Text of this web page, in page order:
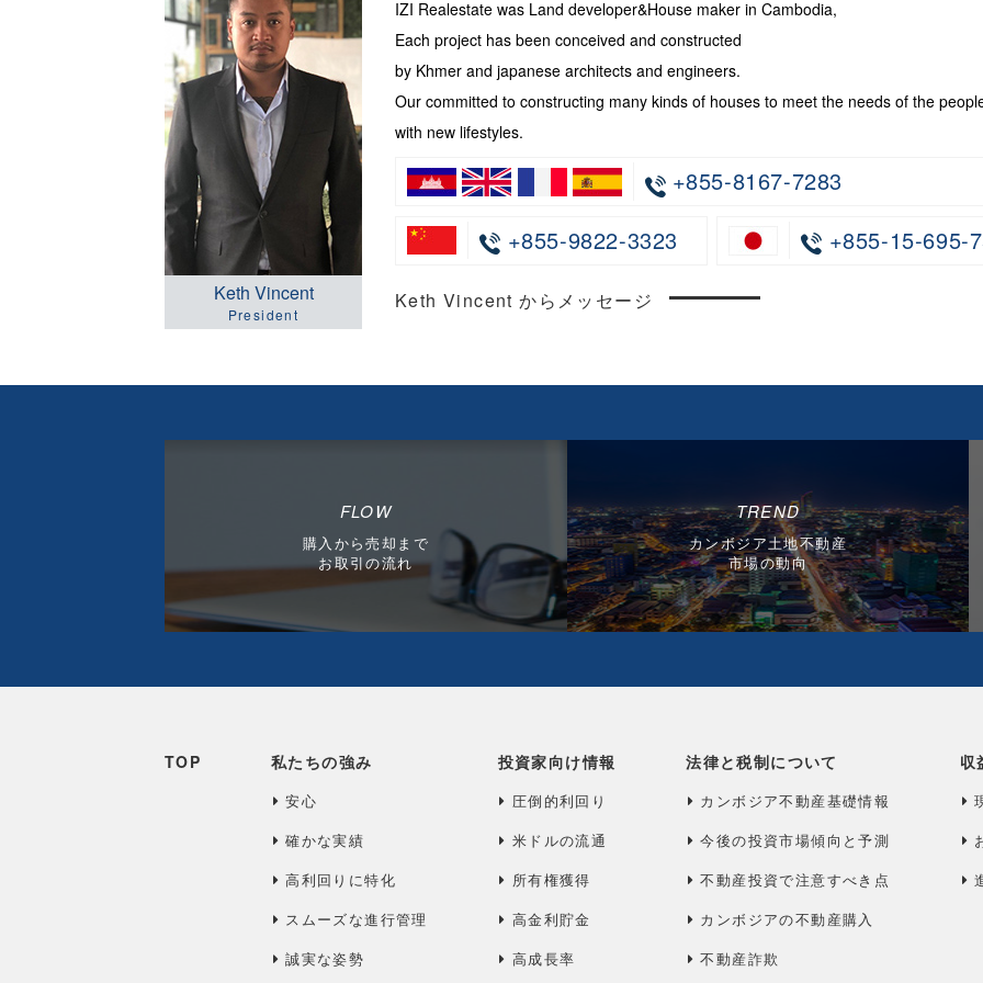
Keth Vincent
President
IZI Realestate was Land developer&House maker in Cambodia,
Each project has been conceived and constructed
by Khmer and japanese architects and engineers.
Our committed to constructing many kinds of houses to meet the needs of the
with new lifestyles.
+855-8167-7283
+855-9822-3323
+855-15-695-
Keth Vincent からメッセージ
FLOW
購入から売却まで
お取引の流れ
TREND
カンボジア土地不動産
市場の動向
TOP 私たちの強み
安心
確かな実績
高利回りに特化
スムーズな進行管理
誠実な姿勢
投資家向け情報
圧倒的利回り
米ドルの流通
所有権獲得
高金利貯金
高成長率
法律と税制について
カンボジア不動産基礎情報
今後の投資市場傾向と予測
不動産投資で注意すべき点
カンボジアの不動産購入
不動産詐欺
収